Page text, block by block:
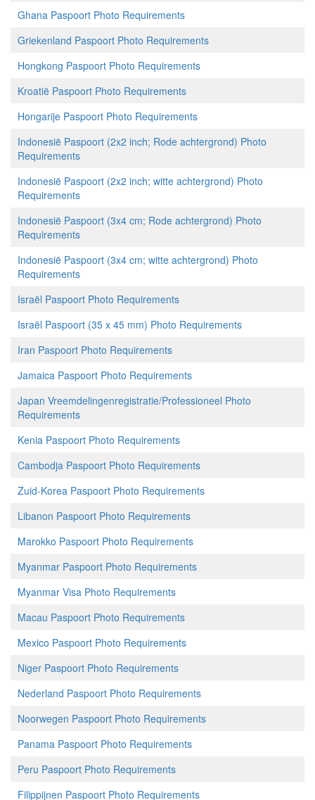
Ghana Paspoort Photo Requirements
Griekenland Paspoort Photo Requirements
Hongkong Paspoort Photo Requirements
Kroatië Paspoort Photo Requirements
Hongarije Paspoort Photo Requirements
Indonesië Paspoort (2x2 inch; Rode achtergrond) Photo
Requirements
Indonesië Paspoort (2x2 inch; witte achtergrond) Photo
Requirements
Indonesië Paspoort (3x4 cm; Rode achtergrond) Photo
Requirements
Indonesië Paspoort (3x4 cm; witte achtergrond) Photo
Requirements
Israël Paspoort Photo Requirements
Israël Paspoort (35 x 45 mm) Photo Requirements
Iran Paspoort Photo Requirements
Jamaica Paspoort Photo Requirements
Japan Vreemdelingenregistratie/Professioneel Photo
Requirements
Kenia Paspoort Photo Requirements
Cambodja Paspoort Photo Requirements
Zuid-Korea Paspoort Photo Requirements
Libanon Paspoort Photo Requirements
Marokko Paspoort Photo Requirements
Myanmar Paspoort Photo Requirements
Myanmar Visa Photo Requirements
Macau Paspoort Photo Requirements
Mexico Paspoort Photo Requirements
Niger Paspoort Photo Requirements
Nederland Paspoort Photo Requirements
Noorwegen Paspoort Photo Requirements
Panama Paspoort Photo Requirements
Peru Paspoort Photo Requirements
Filippijnen Paspoort Photo Requirements